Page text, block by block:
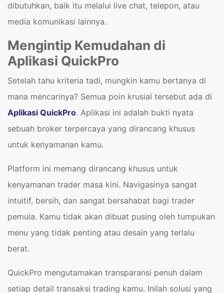
dibutuhkan, baik itu melalui live chat, telepon, atau
media komunikasi lainnya.
Mengintip Kemudahan di
Aplikasi QuickPro
Setelah tahu kriteria tadi, mungkin kamu bertanya di
mana mencarinya? Semua poin krusial tersebut ada di
Aplikasi QuickPro. Aplikasi ini adalah bukti nyata
sebuah broker terpercaya yang dirancang khusus
untuk kenyamanan kamu.
Platform ini memang dirancang khusus untuk
kenyamanan trader masa kini. Navigasinya sangat
intuitif, bersih, dan sangat bersahabat bagi trader
pemula. Kamu tidak akan dibuat pusing oleh tumpukan
menu yang tidak penting atau desain yang terlalu
berat.
QuickPro mengutamakan transparansi penuh dalam
setiap detail transaksi trading kamu. Inilah solusi yang